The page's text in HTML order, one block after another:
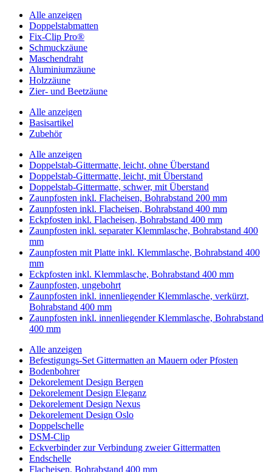
Alle anzeigen
Doppelstabmatten
Fix-Clip Pro®
Schmuckzäune
Maschendraht
Aluminiumzäune
Holzzäune
Zier- und Beetzäune
Alle anzeigen
Basisartikel
Zubehör
Alle anzeigen
Doppelstab-Gittermatte, leicht, ohne Überstand
Doppelstab-Gittermatte, leicht, mit Überstand
Doppelstab-Gittermatte, schwer, mit Überstand
Zaunpfosten inkl. Flacheisen, Bohrabstand 200 mm
Zaunpfosten inkl. Flacheisen, Bohrabstand 400 mm
Eckpfosten inkl. Flacheisen, Bohrabstand 400 mm
Zaunpfosten inkl. separater Klemmlasche, Bohrabstand 400
mm
Zaunpfosten mit Platte inkl. Klemmlasche, Bohrabstand 400
mm
Eckpfosten inkl. Klemmlasche, Bohrabstand 400 mm
Zaunpfosten, ungebohrt
Zaunpfosten inkl. innenliegender Klemmlasche, verkürzt,
Bohrabstand 400 mm
Zaunpfosten inkl. innenliegender Klemmlasche, Bohrabstand
400 mm
Alle anzeigen
Befestigungs-Set Gittermatten an Mauern oder Pfosten
Bodenbohrer
Dekorelement Design Bergen
Dekorelement Design Eleganz
Dekorelement Design Nexus
Dekorelement Design Oslo
Doppelschelle
DSM-Clip
Eckverbinder zur Verbindung zweier Gittermatten
Endschelle
Flacheisen, Bohrabstand 400 mm